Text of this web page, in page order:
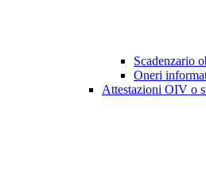
Scadenzario
Oneri
Attestazioni OIV o